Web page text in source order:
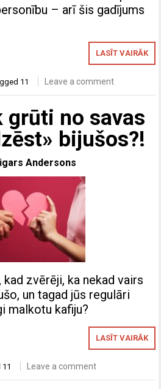
– arī šis gadījums
LASĪT VAIRĀK
11 Leave a comment
grūti no savas
bijušos?!
Andersons
zvērēji, ka nekad vairs
un tagad jūs regulāri
malkotu kafiju?
LASĪT VAIRĀK
11 Leave a comment